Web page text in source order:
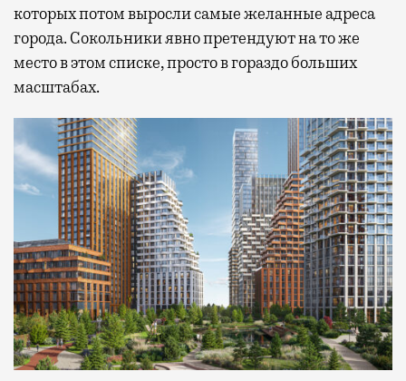
которых потом выросли самые желанные адреса
города. Сокольники явно претендуют на то же
место в этом списке, просто в гораздо больших
масштабах.